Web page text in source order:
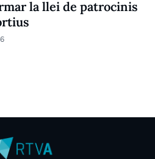
la llei de patrocinis